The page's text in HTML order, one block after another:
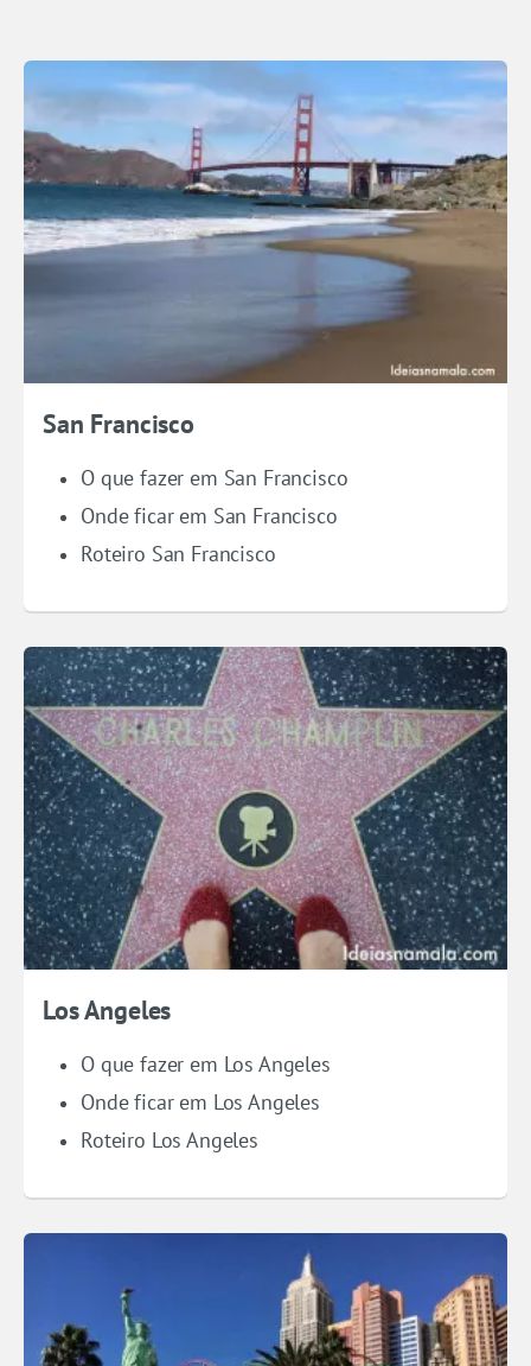
San Francisco
O que fazer em San Francisco
Onde ficar em San Francisco
Roteiro San Francisco
Los Angeles
O que fazer em Los Angeles
Onde ficar em Los Angeles
Roteiro Los Angeles